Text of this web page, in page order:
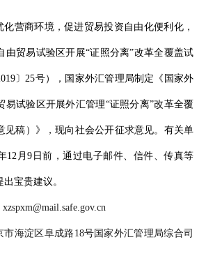
化营商环境，促进贸易投资自由化便利化，
由贸易试验区开展“证照分离”改革全覆盖试
〕 25号），国家外汇管理局制定《国家外
易试验区开展外汇管理“证照分离”改革全覆
见稿）》，现向社会公开征求意见。有关单
12 月9 日前，通过电子邮件、信件、传真等
宝贵建议。
xzspxm@mail.safe.gov.cn
市海淀区阜成路 18号国家外汇管理局综合司